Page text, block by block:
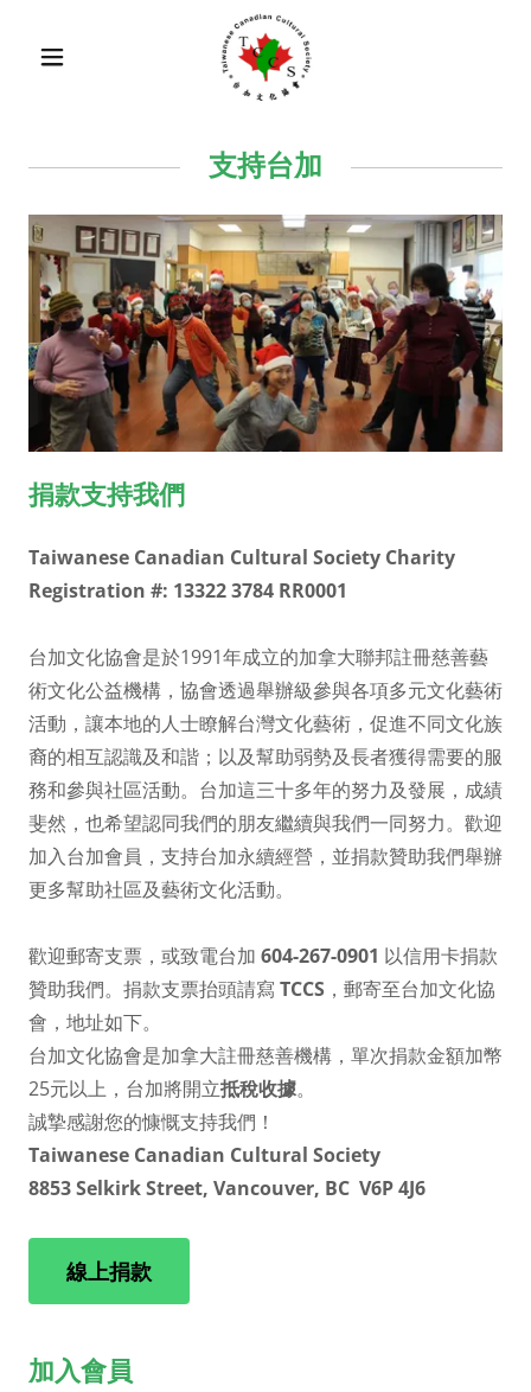
支持台加
捐款支持我們
Taiwanese Canadian Cultural Society Charity
Registration #: 13322 3784 RR0001
台加文化協會是於1991年成立的加拿大聯邦註冊慈善藝
術文化公益機構，協會透過舉辦級參與各項多元文化藝術
活動，讓本地的人士瞭解台灣文化藝術，促進不同文化族
裔的相互認識及和諧；以及幫助弱勢及長者獲得需要的服
務和參與社區活動。台加這三十多年的努力及發展，成績
斐然，也希望認同我們的朋友繼續與我們一同努力。歡迎
加入台加會員，支持台加永續經營，並捐款贊助我們舉辦
更多幫助社區及藝術文化活動。
歡迎郵寄支票，或致電台加 604-267-0901 以信用卡捐款
贊助我們。捐款支票抬頭請寫 TCCS ，郵寄至台加文化協
會，地址如下。
台加文化協會是加拿大註冊慈善機構，單次捐款金額加幣
25元以上，台加將開立抵稅收據。
誠摯感謝您的慷慨支持我們！
Taiwanese Canadian Cultural Society
8853 Selkirk Street, Vancouver, BC V6P 4J6
線上捐款
加入會員